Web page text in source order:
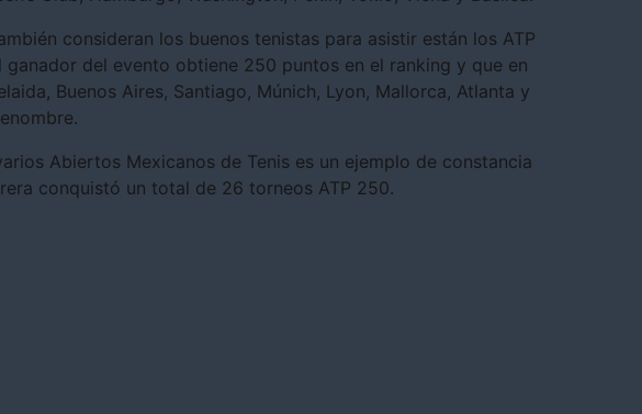
consideran los buenos tenistas para asistir están los ATP
del evento obtiene 250 puntos en el ranking y que en
Buenos Aires, Santiago, Múnich, Lyon, Mallorca, Atlanta y
Abiertos Mexicanos de Tenis es un ejemplo de constancia
conquistó un total de 26 torneos ATP 250.